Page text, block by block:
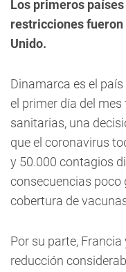
Los primeros
restricciones fueron
Unido.
Dinamarca es el
el primer día del
sanitarias, una
que el coronavirus
y 50.000 contagios
consecuencias poco
cobertura de
Por su parte,
reducción